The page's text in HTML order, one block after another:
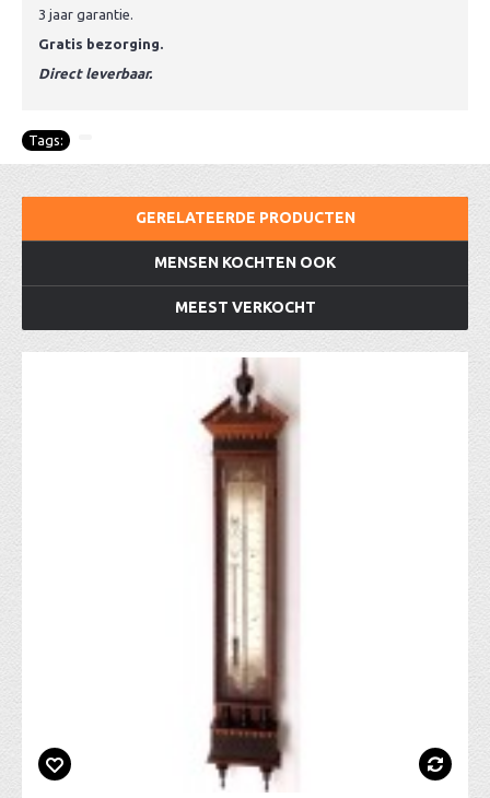
3 jaar garantie.
Gratis bezorging.
Direct leverbaar.
Tags:
GERELATEERDE PRODUCTEN
MENSEN KOCHTEN OOK
MEEST VERKOCHT